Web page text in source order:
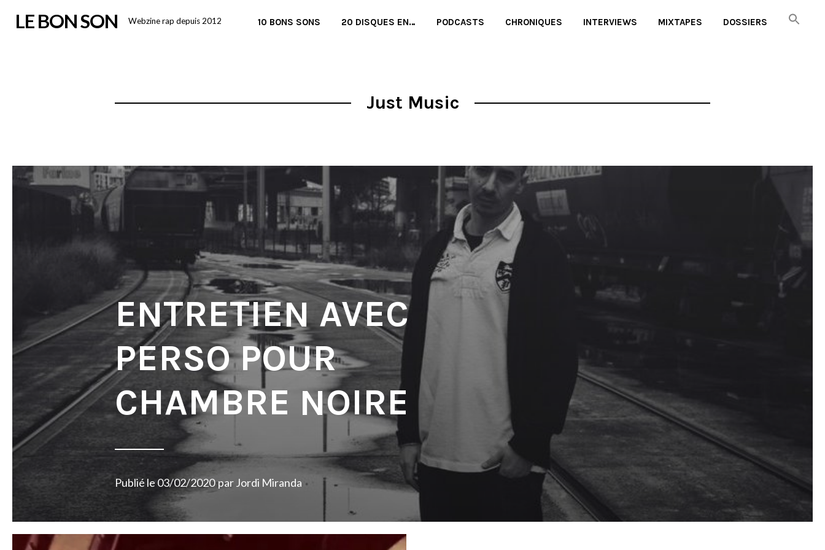
LE BON SON Webzine rap depuis 2012 10 BONS SONS 20 DISQUES EN… PODCASTS CHRONIQUES INTERVIEWS MIXTAPES DOSSIERS
Just Music
ENTRETIEN AVEC
PERSO POUR
CHAMBRE NOIRE
Publié le03/02/2020 parJordi Miranda